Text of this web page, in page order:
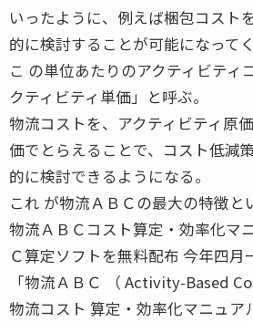
いったように、例えば梱包コスト
的に検討することが可能になってく
こ の単位あたりのアクティビティ
クティビティ単価」と呼ぶ。
物流コストを、アクティビティ原
価でとらえることで、コスト低減
的に検討できるようになる。
これ が物流ＡＢＣの最大の特徴と
物流ＡＢＣコスト算定・効率化マ
Ｃ算定ソフトを無料配布 今年四月
「物流ＡＢＣ （ Activity-Based
物流コスト 算定・効率化マニュア